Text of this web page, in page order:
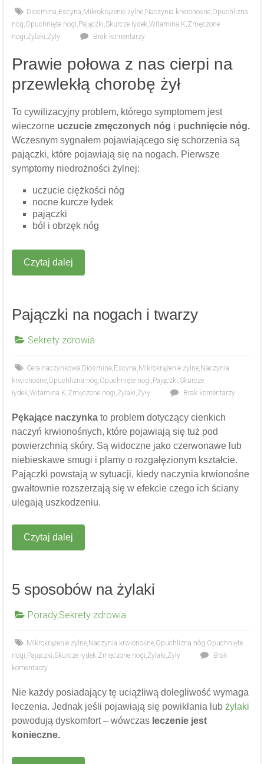
Diosmina, Escyna, Mikrokrążenie żylne, Naczynia krwionośne,Opuchlizna
nóg,Opuchnięte nogi, Pajączki,Skurcze łydek,Witamina K,Zmęczone
nogi,Żylaki,Żyły Brak komentarzy
Prawie połowa z nas cierpi na
przewlekłą chorobę żył
To cywilizacyjny problem, którego symptomem jest
wieczorne uczucie zmęczonych nóg i puchnięcie nóg.
Wczesnym sygnałem pojawiającego się schorzenia są
pajączki, które pojawiają się na nogach. Pierwsze
symptomy niedrożności żylnej:
uczucie ciężkości nóg
nocne kurcze łydek
pajączki
ból i obrzęk nóg
Czytaj dalej
Pajączki na nogach i twarzy
Sekrety zdrowia
Cera naczynkowa, Diosmina, Escyna, Mikrokrążenie żylne, Naczynia
krwionośne,Opuchlizna nóg,Opuchnięte nogi, Pajączki,Skurcze
łydek,Witamina K,Zmęczone nogi,Żylaki,Żyły Brak komentarzy
Pękające naczynkato problem dotyczący cienkich
naczyń krwionośnych, które pojawiają się tuż pod
powierzchnią skóry. Są widoczne jako czerwonawe lub
niebieskawe smugi i plamy o rozgałęzionym kształcie.
Pajączki powstają w sytuacji, kiedy naczynia krwionośne
gwałtownie rozszerzają się w efekcie czego ich ściany
ulegają uszkodzeniu.
Czytaj dalej
5 sposobów na żylaki
Porady,Sekrety zdrowia
Mikrokrążenie żylne, Naczynia krwionośne,Opuchlizna nóg,Opuchnięte
nogi, Pajączki,Skurcze łydek,Zmęczone nogi,Żylaki,Żyły
Brak
komentarzy
Nie każdy posiadający tę uciążliwą dolegliwość wymaga
leczenia. Jednak jeśli pojawiają się powikłania lub żylaki
powodują dyskomfort – wówczas leczenie jest
konieczne.